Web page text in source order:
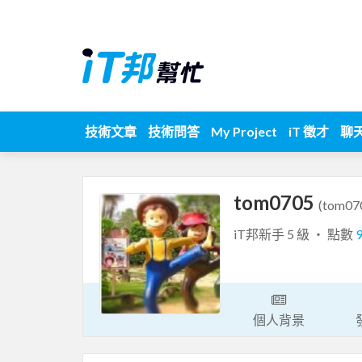
技術文章 技術問答 My Project iT 徵才 聊
tom0705
iT邦新手 5 級 ‧ 點數
個人背景